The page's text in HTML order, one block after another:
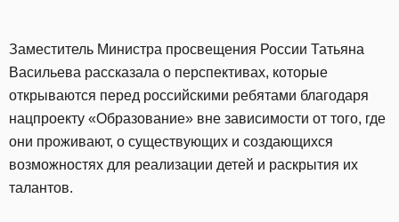
Заместитель Министра просвещения России Татьяна
Васильева рассказала о перспективах, которые
открываются перед российскими ребятами благодаря
нацпроекту «Образование» вне зависимости от того, где
они проживают, о существующих и создающихся
возможностях для реализации детей и раскрытия их
талантов.